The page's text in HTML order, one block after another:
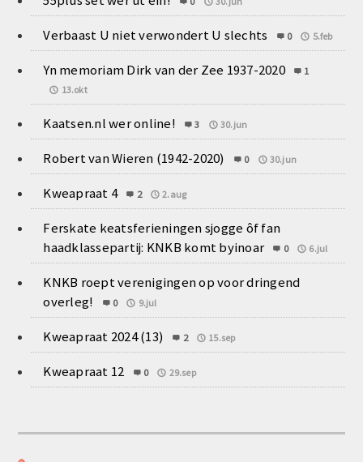
Verbaast U niet verwondert U slechts 0 5.feb
Yn memoriam Dirk van der Zee 1937-2020
1
13.okt
Kaatsen.nl wer online! 3 30.jun
Robert van Wieren (1942-2020) 0 30.jun
Kweapraat 4 2 2.aug
Ferskate keatsferieningen sjogge ôf fan
haadklassepartij: KNKB komt byinoar
0 6.jul
KNKB roept verenigingen op voor dringend
overleg!
0 9.jul
Kweapraat 2024 (13) 2 15.sep
Kweapraat 12 0 29.sep